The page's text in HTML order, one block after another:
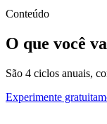
Conteúdo
O que você
São 4 ciclos anuais,
Experimente